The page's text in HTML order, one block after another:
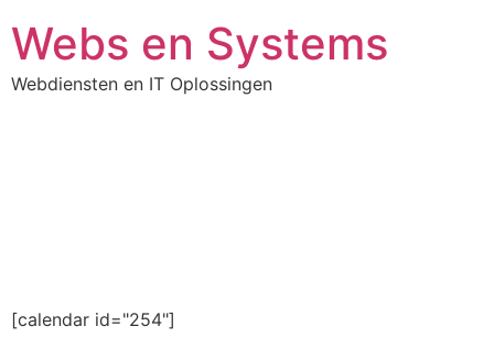
Webs en Systems
Webdiensten en IT Oplossingen
[calendar id="254"]